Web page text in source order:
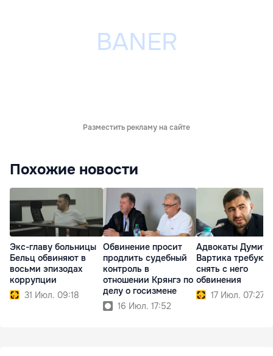
Разместить рекламу на сайте
Похожие новости
Экс-главу больницы
Бельц обвиняют в
восьми эпизодах
коррупции
31 Июл. 09:18
Обвинение просит
продлить судебный
контроль в
отношении Крянгэ по
делу о госизмене
16 Июл. 17:52
Адвокаты
Вартика требуют
снять с него
обвинения
17 Июл. 07:27